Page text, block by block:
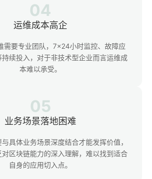
04
运维成本高企
需要专业团队，7×24小时监控、故障应
续投入，对于非技术型企业而言运维成
本难以承受。
05
业务场景落地困难
具体业务场景深度结合才能发挥价值，
区块链能力的深入理解，难以找到适合
自身的应用切入点。